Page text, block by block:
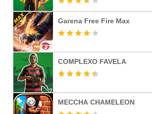
Garena Free Fire Max
COMPLEXO FAVELA
MECCHA CHAMELEON